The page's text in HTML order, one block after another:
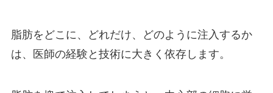
脂肪をどこに、どれだけ、どのように注入するか
は、医師の経験と技術に大きく依存します。